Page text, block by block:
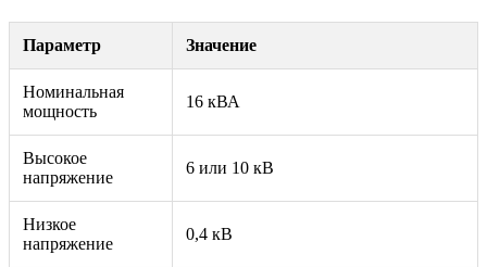
Параметр Значение
Номинальная
мощность
16 кВА
Высокое
напряжение
6 или 10 кВ
Низкое
напряжение
0,4 кВ